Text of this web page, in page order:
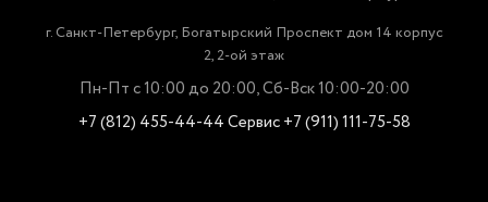
г. Санкт-Петербург, Богатырский Проспект дом 14 корпус
2, 2-ой этаж
Пн-Пт с 10:00 до 20:00, Сб-Вск 10:00-20:00
+7 (812) 455-44-44Сервис +7 (911) 111-75-58